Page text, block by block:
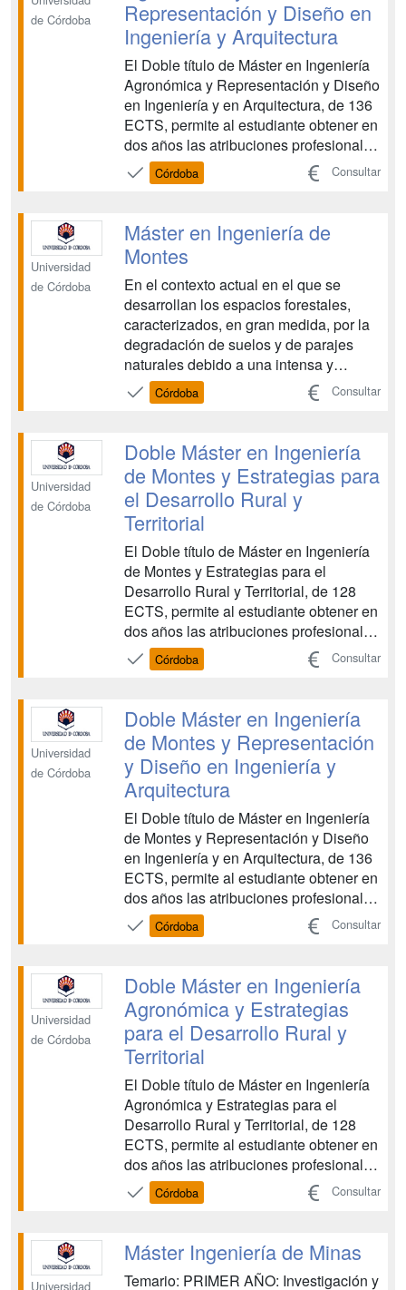
de Córdoba
Representación y Diseño en
Ingeniería y Arquitectura
El Doble título de Máster en Ingeniería
Agronómica y Representación y Diseño
en Ingeniería y en Arquitectura, de 136
ECTS, permite al estudiante obtener en
dos años las atribuciones profesionales
del Ingeniero/a Agrónomo/a, y una
especialización en el ámbito de la
permite el acceso directo al Doctorado.
Es un dob...
Córdoba Consultar
Universidad
de Córdoba
Máster en Ingeniería de
Montes
En el contexto actual en el que se
desarrollan los espacios forestales,
caracterizados, en gran medida, por la
degradación de suelos y de parajes
naturales debido a una intensa y
antigua explotación, a los incendios
forestales y la contaminación
nuevas actividades en torno al medio
natural, como la actividad tu...
Córdoba Consultar
Universidad
de Córdoba
Doble Máster en Ingeniería
de Montes y Estrategias para
el Desarrollo Rural y
Territorial
El Doble título de Máster en Ingeniería
de Montes y Estrategias para el
Desarrollo Rural y Territorial, de 128
ECTS, permite al estudiante obtener en
dos años las atribuciones profesionales
del Ingeniero/a de Montes, y una
especialización en el ámbito del
permite el acceso directo al Doctorado.
Es un doble ...
Córdoba Consultar
Universidad
de Córdoba
Doble Máster en Ingeniería
de Montes y Representación
y Diseño en Ingeniería y
Arquitectura
El Doble título de Máster en Ingeniería
de Montes y Representación y Diseño
en Ingeniería y en Arquitectura, de 136
ECTS, permite al estudiante obtener en
dos años las atribuciones profesionales
del Ingeniero/a de Montes, y una
especialización en el ámbito de la
permite el acceso directo al Doctorado.
Es un dob...
Córdoba Consultar
Universidad
de Córdoba
Doble Máster en Ingeniería
Agronómica y Estrategias
para el Desarrollo Rural y
Territorial
El Doble título de Máster en Ingeniería
Agronómica y Estrategias para el
Desarrollo Rural y Territorial, de 128
ECTS, permite al estudiante obtener en
dos años las atribuciones profesionales
del Ingeniero/a Agrónomo/a, y una
especialización en el ámbito del
permite el acceso directo al Doctorado.
Es un dobl...
Córdoba Consultar
Universidad
Máster Ingeniería de Minas
Temario: PRIMER AÑO: Investigación y